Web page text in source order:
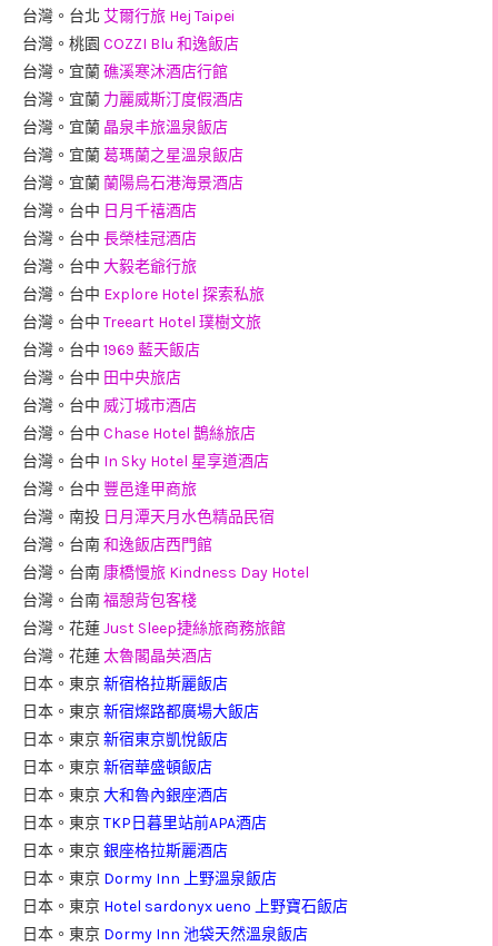
台灣。台北 艾爾行旅 Hej Taipei
台灣。桃園 COZZI Blu 和逸飯店
台灣。宜蘭礁溪寒沐酒店行館
台灣。宜蘭 力麗威斯汀度假酒店
台灣。宜蘭 晶泉丰旅溫泉飯店
台灣。宜蘭葛瑪蘭之星溫泉飯店
台灣。宜蘭蘭陽烏石港海景酒店
台灣。台中 日月千禧酒店
台灣。台中 長榮桂冠酒店
台灣。台中 大毅老爺行旅
台灣。台中 Explore Hotel 探索私旅
台灣。台中 Treeart Hotel 璞樹文旅
台灣。台中 1969 藍天飯店
台灣。台中 田中央旅店
台灣。台中 威汀城市酒店
台灣。台中 Chase Hotel 鵲絲旅店
台灣。台中 In Sky Hotel 星享道酒店
台灣。台中 豐邑逢甲商旅
台灣。南投 日月潭天月水色精品民宿
台灣。台南和逸飯店西門館
台灣。台南 康橋慢旅 Kindness Day Hotel
台灣。台南福憩背包客棧
台灣。花蓮Just Sleep捷絲旅商務旅館
台灣。花蓮太魯閣晶英酒店
日本。東京新宿格拉斯麗飯店
日本。東京新宿燦路都廣場大飯店
日本。東京新宿東京凱悅飯店
日本。東京新宿華盛頓飯店
日本。東京大和魯內銀座酒店
日本。東京TKP日暮里站前APA酒店
日本。東京銀座格拉斯麗酒店
日本。東京 Dormy Inn 上野溫泉飯店
日本。東京 Hotel sardonyx ueno 上野寶石飯店
日本。東京 Dormy Inn 池袋天然溫泉飯店